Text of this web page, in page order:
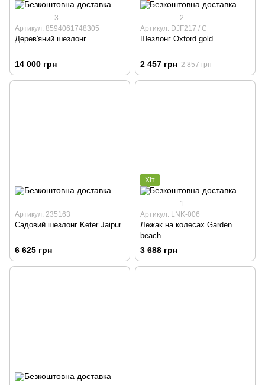
3
Артикул: 8594061748305
Дерев'яний шезлонг
14 000 грн
2
Артикул: DJF217 / С
Шезлонг Oxford gold
2 457 грн 2 857 грн
Артикул: 235163
Садовий шезлонг Keter Jaipur
6 625 грн
Хіт
1
Артикул: LNK-006
Лежак на колесах Garden
beach
3 688 грн